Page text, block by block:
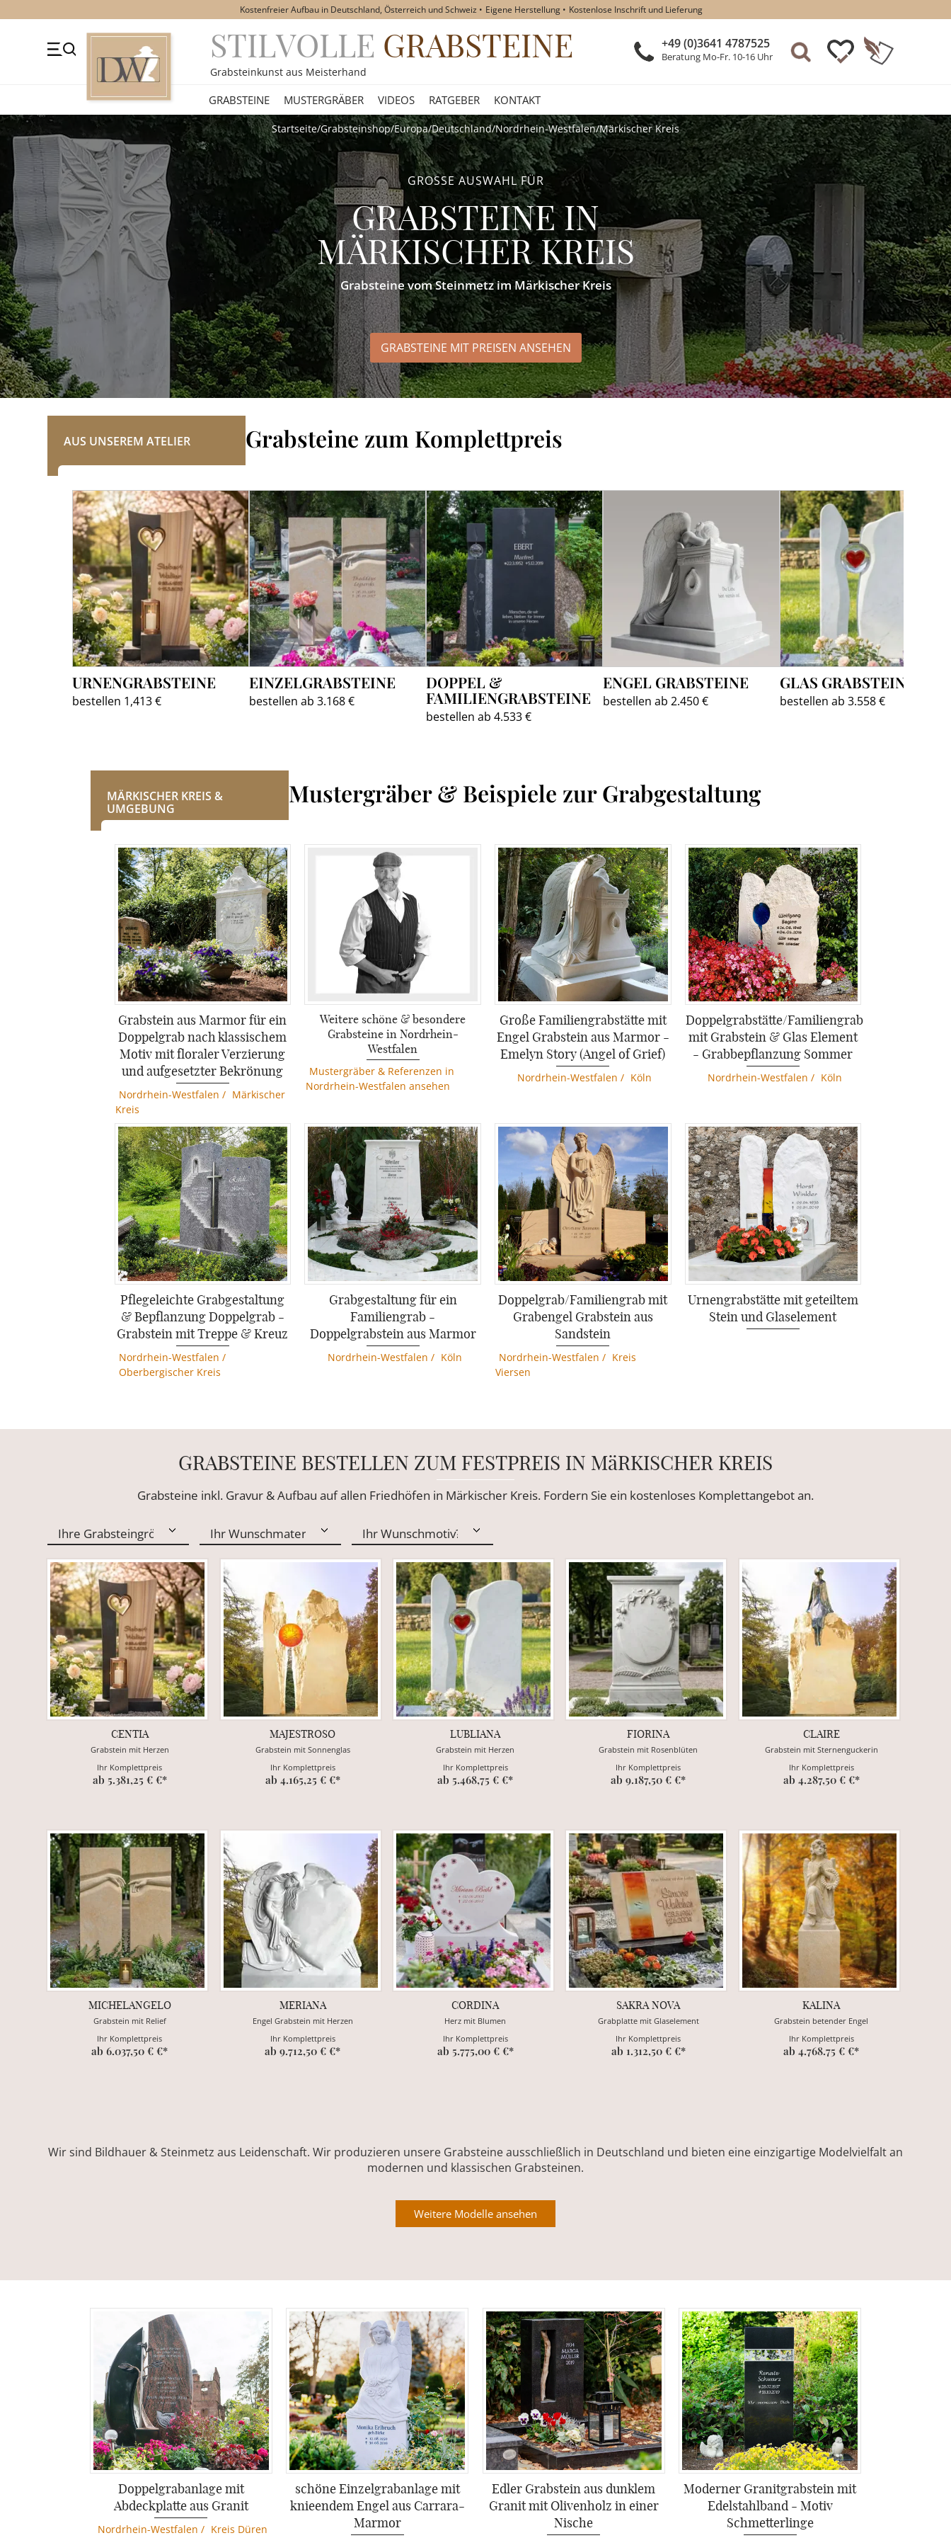
Kostenfreier Aufbau in Deutschland, Österreich und Schweiz Eigene Herstellung Kostenlose Inschrift und Lieferung
+49 (0)3641 4787525
Beratung Mo-Fr. 09-16 Uhr
Kontakt
GRABSTEINE
STILE
MOTIVE
MATERIAL
ÜBER UNS
VIDEOS
KONTAKT
STILVOLLE GRABSTEINE
Grabsteinkunst aus Meisterhand
+49 (0)3641 4787525
Beratung Mo-Fr. 10-16 Uhr
GRABSTEINE MUSTERGRÄBER VIDEOS RATGEBER KONTAKT
Startseite/Grabsteinshop/Europa/Deutschland/Nordrhein-Westfalen/Märkischer Kreis
GROSSE AUSWAHL FÜR
GRABSTEINEIN
MÄRKISCHER KREIS
Grabsteine vom Steinmetz im Märkischer Kreis
GRABSTEINE MIT PREISEN ANSEHEN
AUS UNSEREM ATELIER Grabsteine zum Komplettpreis
URNENGRABSTEINE
bestellen 1,413 €
EINZELGRABSTEINE
bestellen ab 3.168 €
DOPPEL &
FAMILIENGRABSTEINE
bestellen ab 4.533 €
ENGEL GRABSTEINE
bestellen ab 2.450 €
GLAS GRABSTEINE
bestellen ab 3.558 €
MÄRKISCHER KREIS &
UMGEBUNG
Mustergräber & Beispiele zur Grabgestaltung
Grabstein aus Marmor für ein
Doppelgrab nach klassischem
Motiv mit floraler Verzierung
und aufgesetzter Bekrönung
Nordrhein-Westfalen / Märkischer
Kreis
Weitere schöne & besondere
Grabsteine in Nordrhein-
Westfalen
Mustergräber & Referenzen in
Nordrhein-Westfalen ansehen
Große Familiengrabstätte mit
Engel Grabstein aus Marmor -
Emelyn Story (Angel of Grief)
Nordrhein-Westfalen / Köln
Doppelgrabstätte/Familiengrab
mit Grabstein & Glas Element
- Grabbepflanzung Sommer
Nordrhein-Westfalen / Köln
Pflegeleichte Grabgestaltung
& Bepflanzung Doppelgrab -
Grabstein mit Treppe & Kreuz
Nordrhein-Westfalen /
Oberbergischer Kreis
Grabgestaltung für ein
Familiengrab -
Doppelgrabstein aus Marmor
Nordrhein-Westfalen / Köln
Doppelgrab/Familiengrab mit
Grabengel Grabstein aus
Sandstein
Nordrhein-Westfalen / Kreis
Viersen
Urnengrabstätte mit geteiltem
Stein und Glaselement
GRABSTEINE BESTELLEN ZUM FESTPREIS IN MäRKISCHER KREIS
Grabsteine inkl. Gravur & Aufbau auf allen Friedhöfen in Märkischer Kreis. Fordern Sie ein kostenloses Komplettangebot an.
CENTIA
Grabstein mit Herzen
Ihr Komplettpreis
ab 5.381,25 € €*
MAJESTROSO
Grabstein mit Sonnenglas
Ihr Komplettpreis
ab 4.165,25 € €*
LUBLIANA
Grabstein mit Herzen
Ihr Komplettpreis
ab 5.468,75 € €*
FIORINA
Grabstein mit Rosenblüten
Ihr Komplettpreis
ab 9.187,50 € €*
CLAIRE
Grabstein mit Sternenguckerin
Ihr Komplettpreis
ab 4.287,50 € €*
MICHELANGELO
Grabstein mit Relief
Ihr Komplettpreis
ab 6.037,50 € €*
MERIANA
Engel Grabstein mit Herzen
Ihr Komplettpreis
ab 9.712,50 € €*
CORDINA
Herz mit Blumen
Ihr Komplettpreis
ab 5.775,00 € €*
SAKRA NOVA
Grabplatte mit Glaselement
Ihr Komplettpreis
ab 1.312,50 € €*
KALINA
Grabstein betender Engel
Ihr Komplettpreis
ab 4.768.75 € €*
Wir sind Bildhauer & Steinmetz aus Leidenschaft. Wir produzieren unsere Grabsteine ausschließlich in Deutschland und bieten eine einzigartige Modelvielfalt an
modernen und klassischen Grabsteinen.
Weitere Modelle ansehen
Doppelgrabanlage mit
Abdeckplatte aus Granit
Nordrhein-Westfalen / Kreis Düren
schöne Einzelgrabanlage mit
knieendem Engel aus Carrara-
Marmor
Edler Grabstein aus dunklem
Granit mit Olivenholz in einer
Nische
Moderner Granitgrabstein mit
Edelstahlband - Motiv
Schmetterlinge